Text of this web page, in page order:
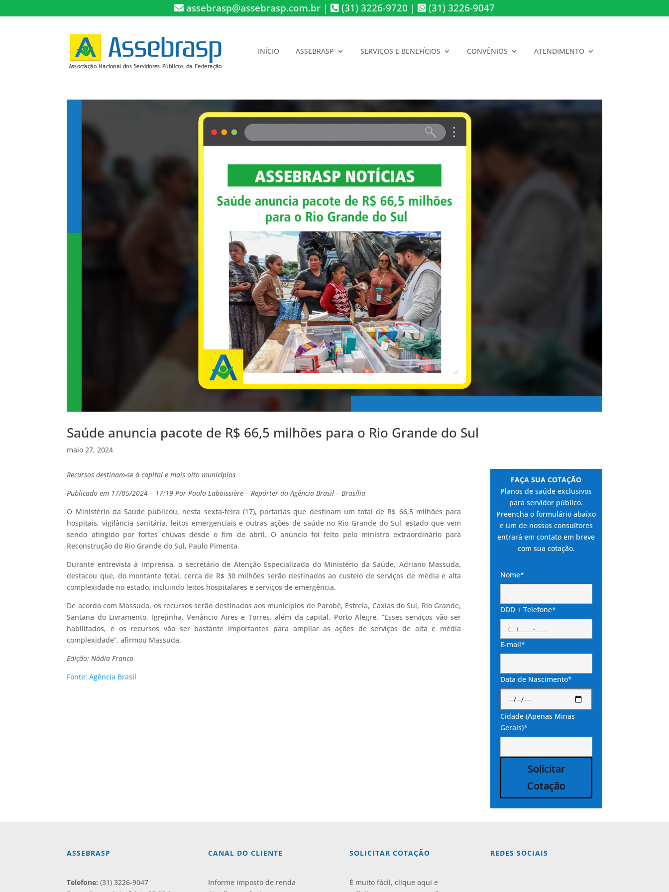
assebrasp@assebrasp.com.br | (31) 3226-9720 | (31) 3226-9047
INÍCIO ASSEBRASP SERVIÇOS E BENEFÍCIOS CONVÊNIOS ATENDIMENTO
Saúde anuncia pacote de R$ 66,5 milhões para o Rio Grande do Sul
maio 27, 2024
Recursos destinam-se à capital e mais oito municípios
Publicado em 17/05/2024 – 17:19 Por Paula Laboissière – Repórter da Agência Brasil – Brasília
O Ministério da Saúde publicou, nesta sexta-feira (17), portarias que destinam um total de R$ 66,5 milhões para
hospitais, vigilância sanitária, leitos emergenciais e outras ações de saúde no Rio Grande do Sul, estado que vem
sendo atingido por fortes chuvas desde o fim de abril. O anúncio foi feito pelo ministro extraordinário para
Reconstrução do Rio Grande do Sul, Paulo Pimenta.
Durante entrevista à imprensa, o secretário de Atenção Especializada do Ministério da Saúde, Adriano Massuda,
destacou que, do montante total, cerca de R$ 30 milhões serão destinados ao custeio de serviços de média e alta
complexidade no estado, incluindo leitos hospitalares e serviços de emergência.
De acordo com Massuda, os recursos serão destinados aos municípios de Parobé, Estrela, Caxias do Sul, Rio Grande,
Santana do Livramento, Igrejinha, Venâncio Aires e Torres, além da capital, Porto Alegre. “Esses serviços vão ser
habilitados, e os recursos vão ser bastante importantes para ampliar as ações de serviços de alta e média
complexidade”, afirmou Massuda.
Edição: Nádia Franco
Fonte: Agência Brasil
FAÇA SUA COTAÇÃO
Planos de saúde exclusivos
para servidor público.
Preencha o formulário abaixo
e um de nossos consultores
entrará em contato em breve
com sua cotação.
Nome*
DDD + Telefone*
E-mail*
Data de Nascimento*
Cidade (Apenas Minas
Gerais)*
Solicitar
Cotação
ASSEBRASP
Telefone: (31) 3226-9047
CANAL DO CLIENTE
Informe imposto de renda
SOLICITAR COTAÇÃO
É muito fácil, clique aqui e
REDES SOCIAIS